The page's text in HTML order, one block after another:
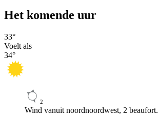
Het komende uur
33°
Voelt als
34°
2
Wind vanuit noordnoordwest, 2 beaufort.